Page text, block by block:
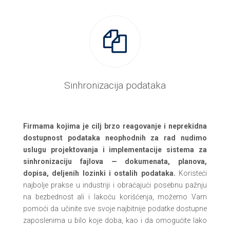
Sinhronizacija podataka
Firmama kojima je cilj brzo reagovanje i neprekidna
dostupnost podataka neophodnih za rad nudimo
uslugu projektovanja i implementacije sistema za
sinhronizaciju fajlova — dokumenata, planova,
dopisa, deljenih lozinki i ostalih podataka. Koristeći
najbolje prakse u industriji i obraćajući posebnu pažnju
na bezbednost ali i lakoću korišćenja, možemo Vam
pomoći da učinite sve svoje najbitnije podatke dostupne
zaposlenima u bilo koje doba, kao i da omogućite lako